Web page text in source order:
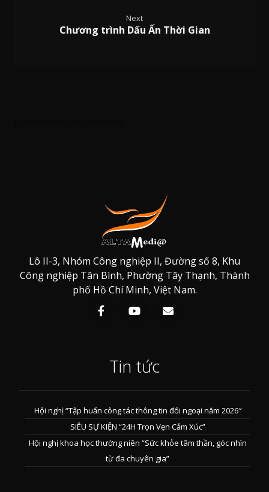
Next
Chương trình Dấu Ấn Thời Gian
Lô II-3, Nhóm Công nghiệp II, Đường số 8, Khu
Công nghiệp Tân Bình, Phường Tây Thạnh, Thành
phố Hồ Chí Minh, Việt Nam.
Tin tức
Hội nghị “Tập huấn công tác thông tin đối ngoại năm 2026″
SIÊU SỰ KIỆN “24H Trọn Vẹn Cảm Xúc”
Hội nghị khoa học thường niên “Sức khỏe tâm thần, góc nhìn
từ đa chuyên gia”